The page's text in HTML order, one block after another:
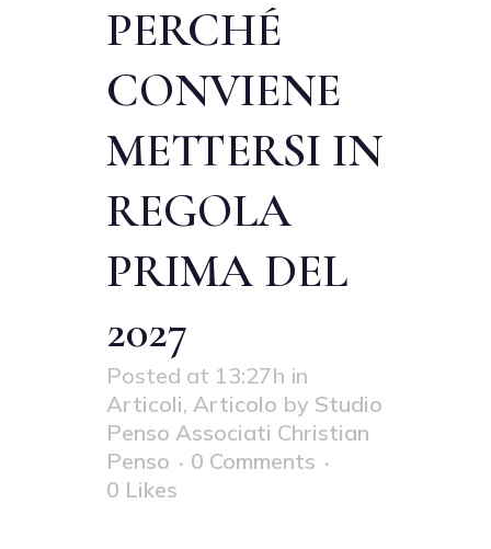
PERCHÉ
CONVIENE
METTERSI IN
REGOLA
PRIMA DEL
2027
Posted at 13:27h in
Articoli, Articolo by Studio
Penso Associati Christian
Penso
0 Comments
0 Likes